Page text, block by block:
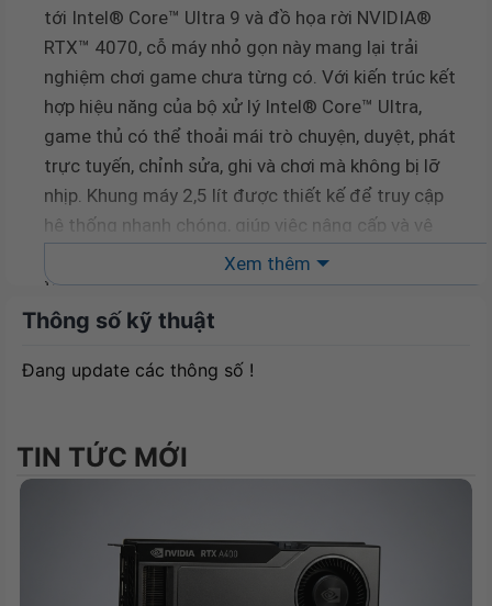
tới Intel® Core™ Ultra 9 và đồ họa rời NVIDIA®
RTX™ 4070, cỗ máy nhỏ gọn này mang lại trải
nghiệm chơi game chưa từng có. Với kiến ​​trúc kết
hợp hiệu năng của bộ xử lý Intel® Core™ Ultra,
game thủ có thể thoải mái trò chuyện, duyệt, phát
trực tuyến, chỉnh sửa, ghi và chơi mà không bị lỡ
nhịp. Khung máy 2,5 lít được thiết kế để truy cập
hệ thống nhanh chóng, giúp việc nâng cấp và vệ
sinh nhanh chóng và dễ dàng. ROG NUC là lựa chọn
tối ưu cho các game thủ đang tìm kiếm hiệu năng
vượt trội và tính linh hoạt trong một kiểu dáng nhỏ
Xem thêm
Thông số kỹ thuật
Đang update các thông số !
TIN TỨC MỚI